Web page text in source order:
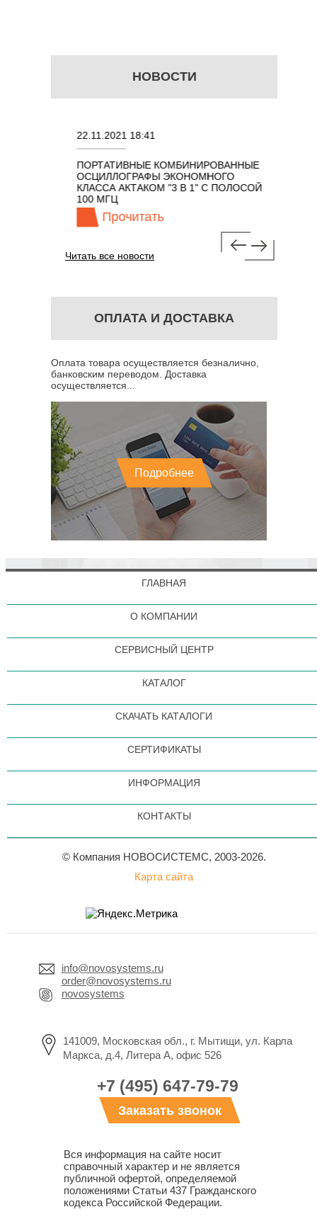
НОВОСТИ
22.11.2021 18:41
ПОРТАТИВНЫЕ КОМБИНИРОВАННЫЕ
ОСЦИЛЛОГРАФЫ ЭКОНОМНОГО
КЛАССА АКТАКОМ "3 В 1" С ПОЛОСОЙ
100 МГЦ
Прочитать
Читать все новости
ОПЛАТА И ДОСТАВКА
Оплата товара осуществляется безналично,
банковским переводом. Доставка
осуществляется...
Подробнее
ГЛАВНАЯ
О КОМПАНИИ
СЕРВИСНЫЙ ЦЕНТР
КАТАЛОГ
СКАЧАТЬ КАТАЛОГИ
СЕРТИФИКАТЫ
ИНФОРМАЦИЯ
КОНТАКТЫ
© Компания НОВОСИСТЕМС, 2003-2026.
Карта сайта
info@novosystems.ru
order@novosystems.ru
novosystems
141009, Московская обл., г. Мытищи, ул. Карла
Маркса, д.4, Литера А, офис 526
+7 (495) 647-79-79
Заказать звонок
Вся информация на сайте носит
справочный характер и не является
публичной офертой, определяемой
положениями Статьи 437 Гражданского
кодекса Российской Федерации.